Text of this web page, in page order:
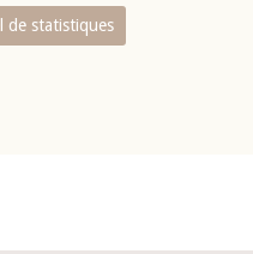
de statistiques